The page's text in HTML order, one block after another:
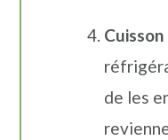
Cuisson
de les